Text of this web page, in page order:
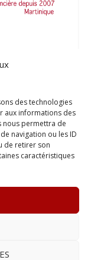
des technologies
aux informations des
nous permettra de
navigation ou les ID
de retirer son
caractéristiques
–